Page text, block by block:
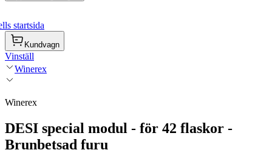
startsida
Kundvagn
Vinställ
Winerex
Winerex
DESI special modul - för 42 flaskor -
Brunbetsad furu